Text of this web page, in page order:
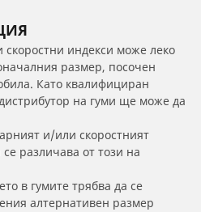
индекси може леко
размер, посочен
Като квалифициран
на гуми ще може да
и/или скоростният
различава от този на
в гумите трябва да се
алтернативен размер